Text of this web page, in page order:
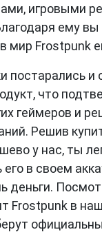
игровыми
ему
в мир Frostpunk
постарались и
что
геймеров и
Решив
у нас, ты
его в своем
деньги.
Frostpunk в